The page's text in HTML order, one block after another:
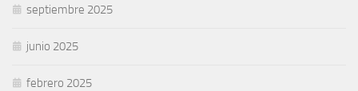
septiembre 2025
junio 2025
febrero 2025